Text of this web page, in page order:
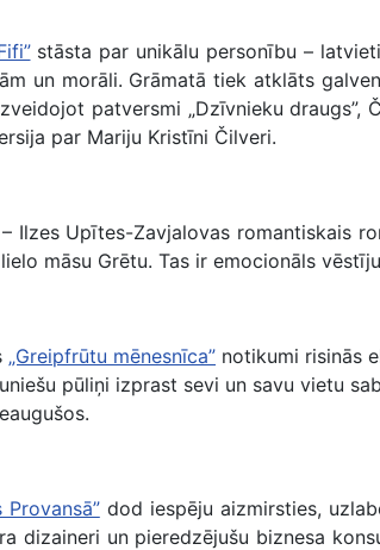
stāsta par unikālu personību –
un morāli. Grāmatā tiek atklāts
patversmi „Dzīvnieku
par Mariju Kristīni Čilveri.
Ilzes Upītes-Zavjalovas romantiskais
māsu Grētu. Tas ir emocionāls
„Greipfrūtu mēnesnīca” notikumi risinās
pūliņi izprast sevi un savu vietu
Provansā”dod iespēju aizmirsties,
dizaineri un pieredzējušu biznesa